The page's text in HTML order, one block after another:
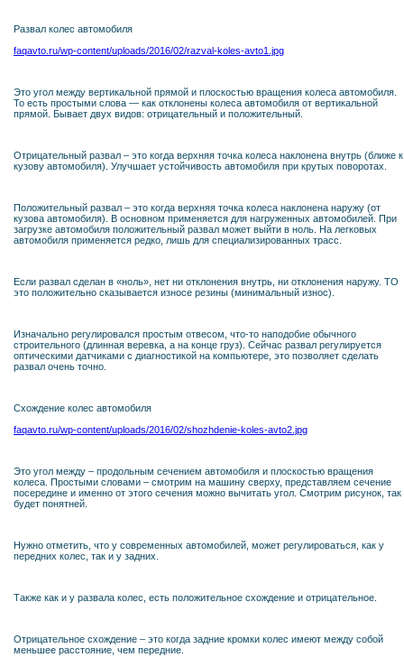
Развал колес автомобиля
faqavto.ru/wp-content/uploads/2016/02/razval-koles-avto1.jpg
Это угол между вертикальной прямой и плоскостью вращения колеса автомобиля.
То есть простыми слова — как отклонены колеса автомобиля от вертикальной
прямой. Бывает двух видов: отрицательный и положительный.
Отрицательный развал – это когда верхняя точка колеса наклонена внутрь (ближе к
кузову автомобиля). Улучшает устойчивость автомобиля при крутых поворотах.
Положительный развал – это когда верхняя точка колеса наклонена наружу (от
кузова автомобиля). В основном применяется для нагруженных автомобилей. При
загрузке автомобиля положительный развал может выйти в ноль. На легковых
автомобиля применяется редко, лишь для специализированных трасс.
Если развал сделан в «ноль», нет ни отклонения внутрь, ни отклонения наружу. ТО
это положительно сказывается износе резины (минимальный износ).
Изначально регулировался простым отвесом, что-то наподобие обычного
строительного (длинная веревка, а на конце груз). Сейчас развал регулируется
оптическими датчиками с диагностикой на компьютере, это позволяет сделать
развал очень точно.
Схождение колес автомобиля
faqavto.ru/wp-content/uploads/2016/02/shozhdenie-koles-avto2.jpg
Это угол между – продольным сечением автомобиля и плоскостью вращения
колеса. Простыми словами – смотрим на машину сверху, представляем сечение
посередине и именно от этого сечения можно вычитать угол. Смотрим рисунок, так
будет понятней.
Нужно отметить, что у современных автомобилей, может регулироваться, как у
передних колес, так и у задних.
Также как и у развала колес, есть положительное схождение и отрицательное.
Отрицательное схождение – это когда задние кромки колес имеют между собой
меньшее расстояние, чем передние.